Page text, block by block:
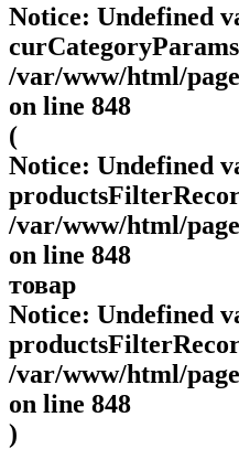
Notice: Undefined
/var/www/html/
on line 848
(
Notice: Undefined
/var/www/html/
on line 848
товар
Notice: Undefined
/var/www/html/
on line 848
)